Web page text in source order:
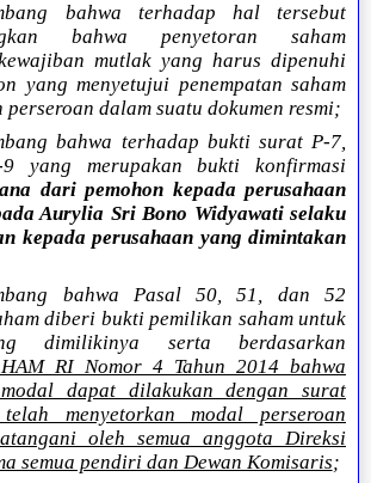
bahwa terhadap hal tersebut
bahwa penyetoran saham
mutlak yang harus dipenuhi
yang menyetujui penempatan saham
perseroan dalam suatu dokumen resmi;
bahwa terhadap bukti surat P-7,
yang merupakan bukti konfirmasi
dari pemohon kepada perusahaan
Aurylia Sri Bono Widyawati selaku
kepada perusahaan yang dimintakan
bahwa Pasal 50, 51, dan 52
diberi bukti pemilikan saham untuk
dimilikinya serta berdasarkan
HAM RI Nomor 4 Tahun 2014 bahwa
dapat dilakukan dengan surat
menyetorkan modal perseroan
oleh semua anggota Direksi
semua pendiri dan Dewan Komisaris;